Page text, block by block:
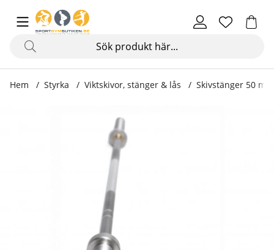
Hem Styrka Viktskivor, stänger & lås Skivstänger 50 mm